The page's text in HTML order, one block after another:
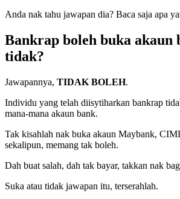
Anda nak tahu jawapan dia? Baca saja apa
Bankrap boleh buka akaun
tidak?
Jawapannya, TIDAK BOLEH.
Individu yang telah diisytiharkan bankrap
mana-mana akaun bank.
Tak kisahlah nak buka akaun Maybank,
sekalipun, memang tak boleh.
Dah buat salah, dah tak bayar, takkan nak
Suka atau tidak jawapan itu, terserahlah.